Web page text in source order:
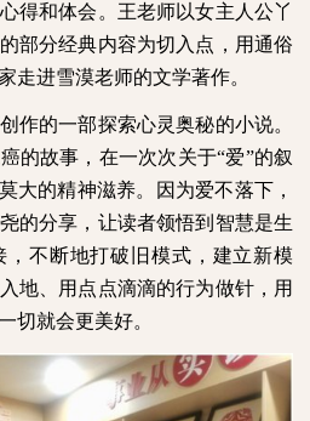
得和体会。王老师以女主人公丫
部分经典内容为切入点，用通俗
走进雪漠老师的文学著作。
作的一部探索心灵奥秘的小说。
的故事，在一次次关于“爱”的叙
大的精神滋养。因为爱不落下，
的分享，让读者领悟到智慧是生
不断地打破旧模式，建立新模
地、用点点滴滴的行为做针，用
切就会更美好。